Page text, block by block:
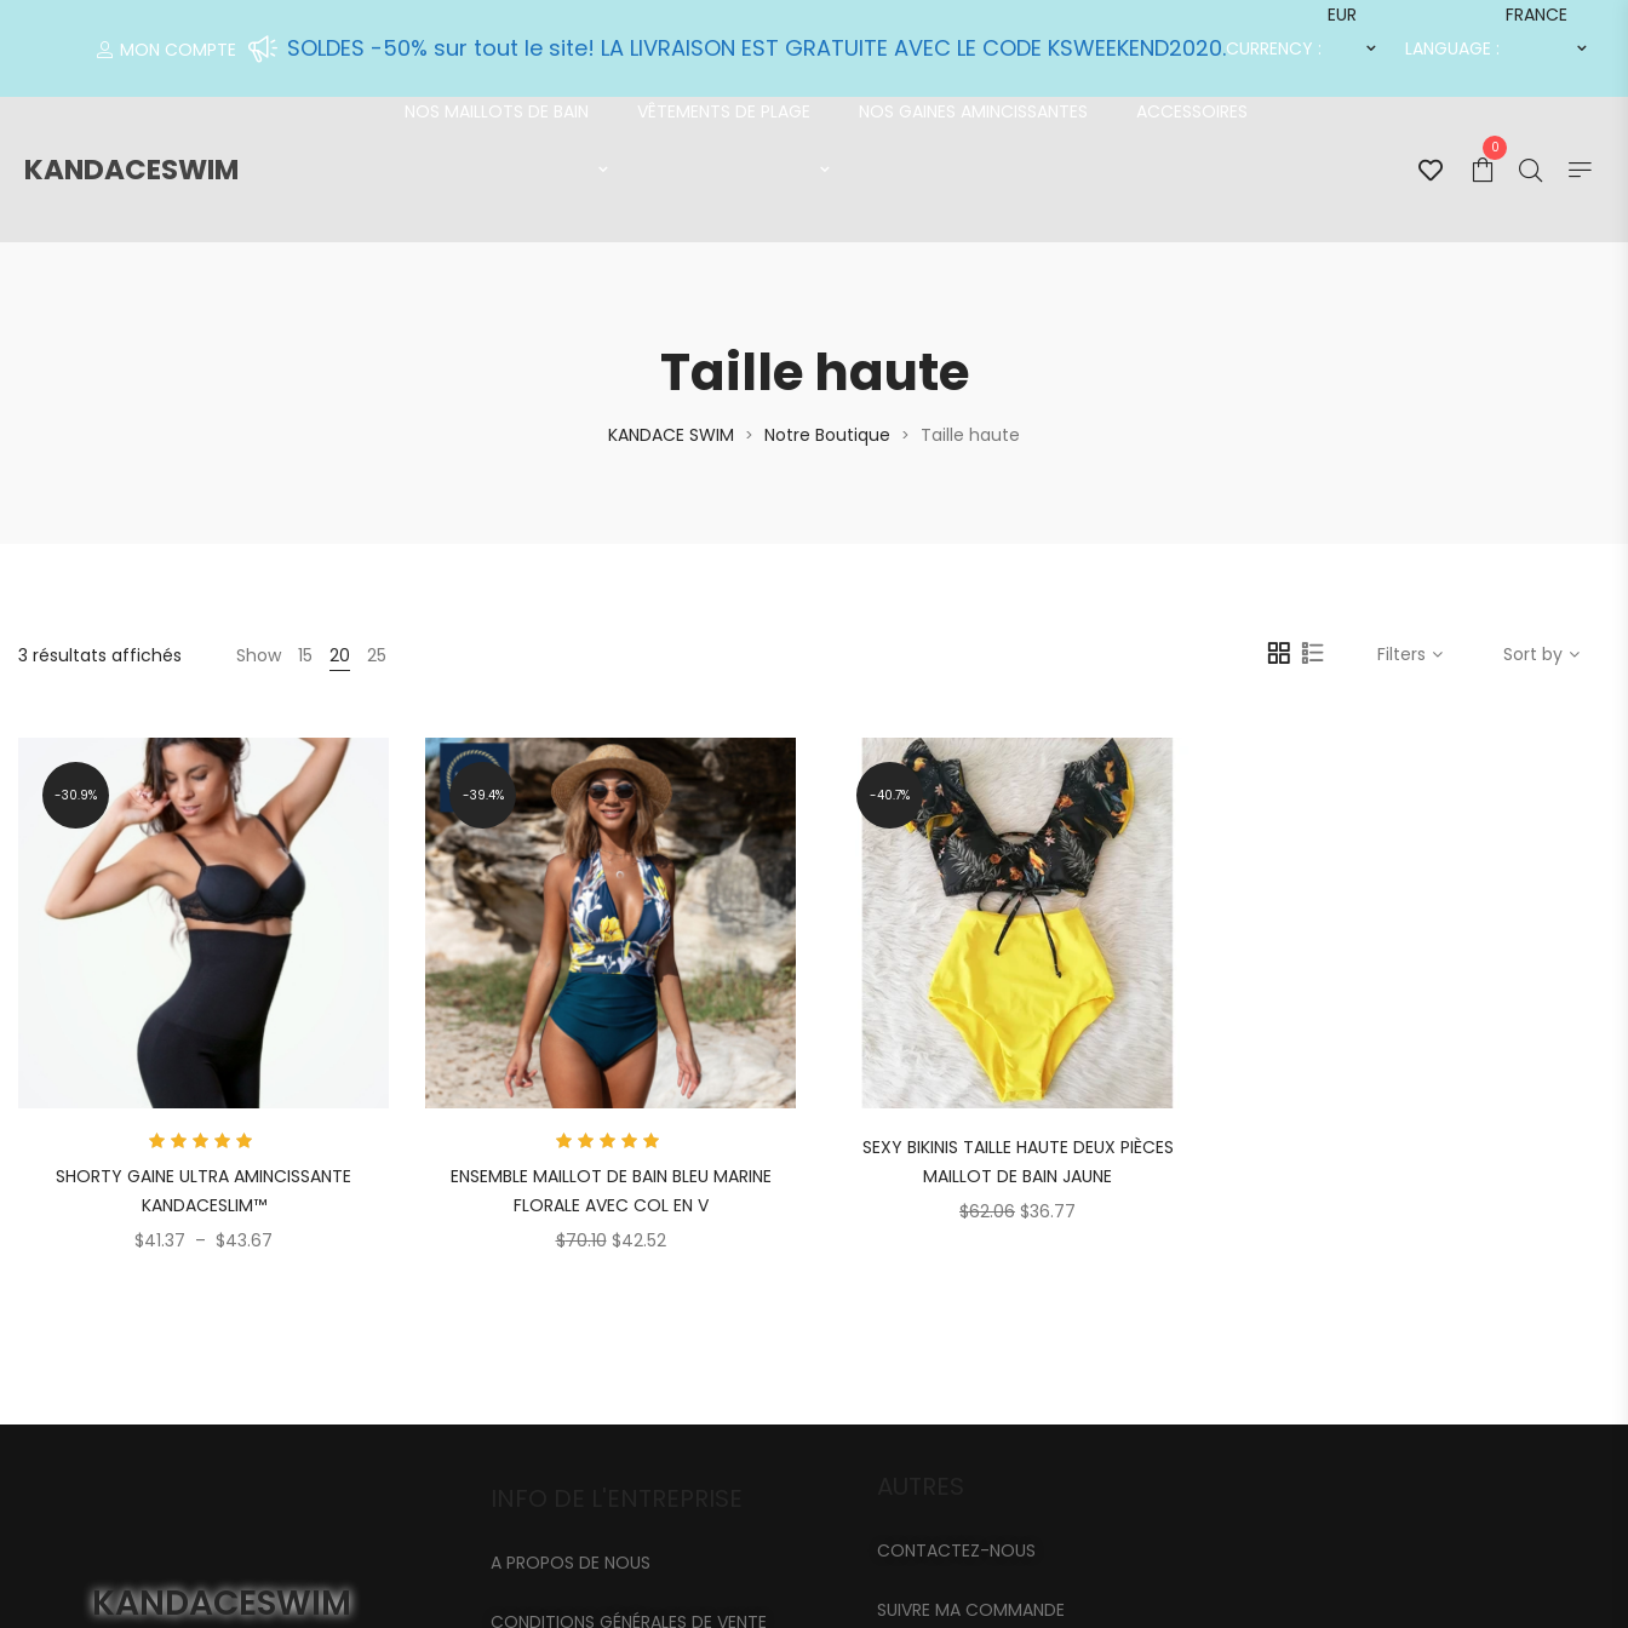
MON COMPTE SOLDES -50% sur tout le site! LA LIVRAISON EST GRATUITE AVEC LE CODE KSWEEKEND2020.CURRENCY :
EUR
LANGUAGE :
FRANCE
KANDACESWIM
NOS MAILLOTS DE BAIN VÊTEMENTS DE PLAGE NOS GAINES AMINCISSANTES ACCESSOIRES
0
Taille haute
KANDACE SWIM > Notre Boutique > Taille haute
3 résultats affichés Show 15 20 25 Filters Sort by
30.9%
4.857
SHORTY GAINE ULTRA AMINCISSANTE
KANDACESLIM™
$41.37 – $43.67
39.4%
sur 5
ENSEMBLE MAILLOT DE BAIN BLEU MARINE
FLORALE AVEC COL EN V
$70.10 $42.52
40.7%
SEXY BIKINIS TAILLE HAUTE DEUX PIÈCES
MAILLOT DE BAIN JAUNE
$62.06 $36.77
KANDACESWIM
A PROPOS DE NOUS
CONDITIONS GÉNÉRALES DE VENTE
CONTACTEZ-NOUS
SUIVRE MA COMMANDE